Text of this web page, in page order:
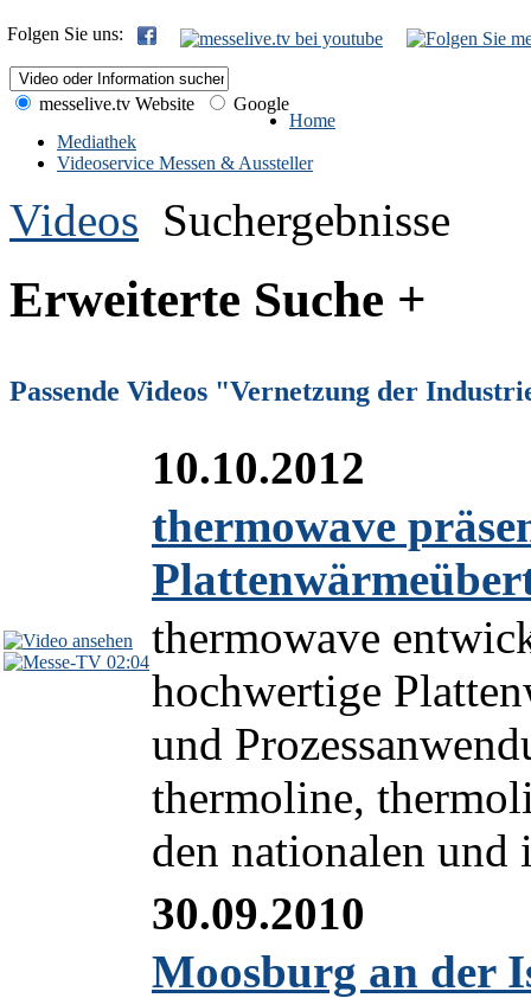
Folgen Sie uns:
messelive.tv Website
Google
Home
Mediathek
Videoservice Messen & Aussteller
Videos Suchergebnisse
Erweiterte Suche +
Passende Videos "Vernetzung der
02:04
10.10.2012
thermowave
thermowave
hochwertige
und
thermoline,
den nationalen
30.09.2010
Moosburg an der